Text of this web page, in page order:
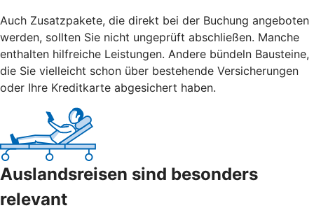
Auch Zusatzpakete, die direkt bei der Buchung angeboten
werden, sollten Sie nicht ungeprüft abschließen. Manche
enthalten hilfreiche Leistungen. Andere bündeln Bausteine,
die Sie vielleicht schon über bestehende Versicherungen
oder Ihre Kreditkarte abgesichert haben.
Auslandsreisen sind besonders
relevant